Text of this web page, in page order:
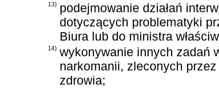
13) podejmowanie działań
dotyczących problematyki
Biura lub do ministra
14) wykonywanie innych zadań
narkomanii, zleconych
zdrowia;